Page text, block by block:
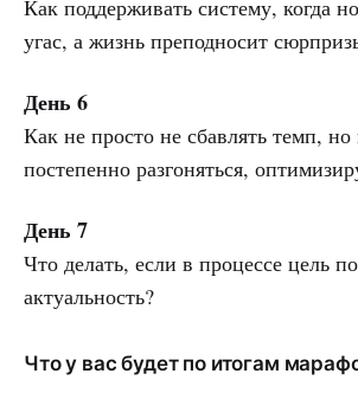
Как поддерживать систему, когда
угас, а жизнь преподносит
День 6
Как не просто не сбавлять темп,
постепенно разгоняться,
День 7
Что делать, если в процессе цель
актуальность?
Что у вас будет по итогам